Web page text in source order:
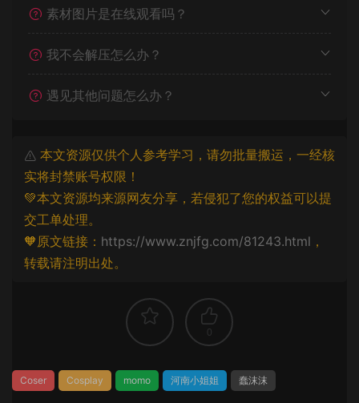
素材图片是在线观看吗？
我不会解压怎么办？
遇见其他问题怎么办？
本文资源仅供个人参考学习，请勿批量搬运，一经核
实将封禁账号权限！
💚本文资源均来源网友分享，若侵犯了您的权益可以提
交工单处理。
🧡原文链接： https://www.znjfg.com/81243.html ，
转载请注明出处。
0
Coser Cosplay momo 河南小姐姐 蠢沫沫